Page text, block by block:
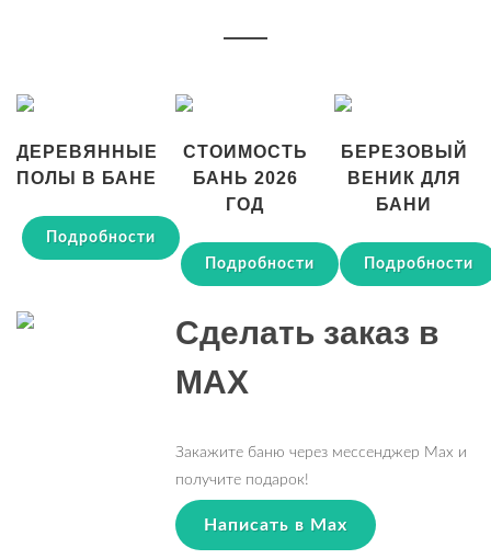
ДЕРЕВЯННЫЕ
ПОЛЫ В БАНЕ
Подробности
СТОИМОСТЬ
БАНЬ 2026
ГОД
Подробности
БЕРЕЗОВЫЙ
ВЕНИК ДЛЯ
БАНИ
Подробности
Сделать заказ в
MAX
Закажите баню через мессенджер Max и
получите подарок!
Написать в Max